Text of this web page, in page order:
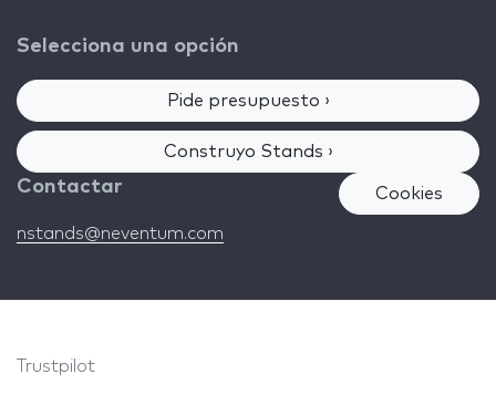
Selecciona una opción
Pide presupuesto ›
Construyo Stands ›
Contactar
nstands@neventum.com
Cookies
Trustpilot